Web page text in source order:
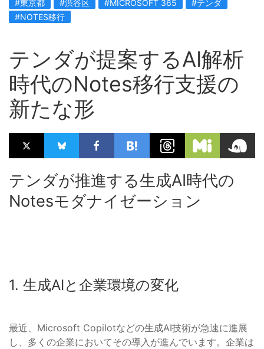
#東京都 #渋谷区 #MICROSOFT 365
#テンダ
#NOTES移行
テンダが提案するAI解析
時代のNotes移行支援の
新たな形
テンダが推進する生成AI時代の
Notesモダナイゼーション
1. 生成AIと企業環境の変化
最近、Microsoft Copilotなどの生成AI技術が急速に進展
し、多くの企業においてその導入が進んでいます。企業は